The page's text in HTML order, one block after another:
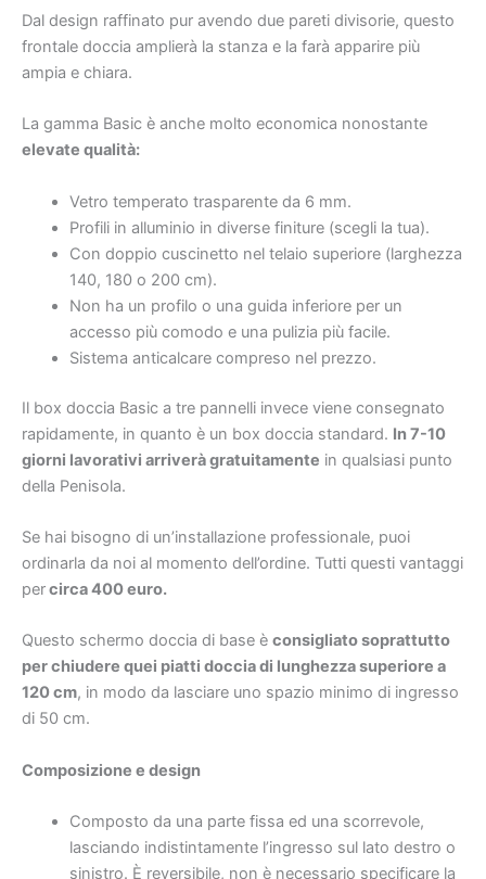
Dal design raffinato pur avendo due pareti divisorie, questo
frontale doccia amplierà la stanza e la farà apparire più
ampia e chiara.
La gamma Basic è anche molto economica nonostante
elevate qualità:
Vetro temperato trasparente da 6 mm.
Profili in alluminio in diverse finiture (scegli la tua).
Con doppio cuscinetto nel telaio superiore (larghezza
140, 180 o 200 cm).
Non ha un profilo o una guida inferiore per un
accesso più comodo e una pulizia più facile.
Sistema anticalcare compreso nel prezzo.
Il box doccia Basic a tre pannelli invece viene consegnato
rapidamente, in quanto è un box doccia standard. In 7-10
giorni lavorativi arriverà gratuitamente in qualsiasi punto
della Penisola.
Se hai bisogno di un’installazione professionale, puoi
ordinarla da noi al momento dell’ordine. Tutti questi vantaggi
percirca 400 euro.
Questo schermo doccia di base è consigliato soprattutto
per chiudere quei piatti doccia di lunghezza superiore a
120 cm, in modo da lasciare uno spazio minimo di ingresso
di 50 cm.
Composizione e design
Composto da una parte fissa ed una scorrevole,
lasciando indistintamente l’ingresso sul lato destro o
sinistro. È reversibile, non è necessario specificare la